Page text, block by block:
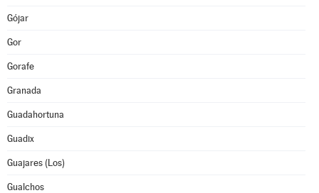
Gójar
Gor
Gorafe
Granada
Guadahortuna
Guadix
Guajares (Los)
Gualchos